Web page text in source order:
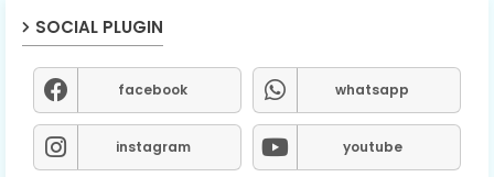
SOCIAL PLUGIN
facebook whatsapp
instagram youtube